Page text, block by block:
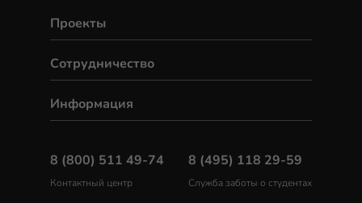
Сотрудничество
Проекты
Информация
8 (800) 511 49-74
Контактный центр
8 (495) 118 29-59
Служба заботы о студентах